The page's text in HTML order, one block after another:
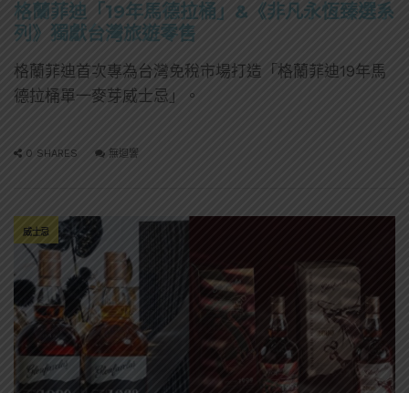
格蘭菲迪「19年馬德拉桶」&《非凡永恆臻選系
列》獨獻台灣旅遊零售
格蘭菲迪首次專為台灣免稅市場打造「格蘭菲迪19年馬
德拉桶單一麥芽威士忌」。
0 SHARES 無迴響
威士忌